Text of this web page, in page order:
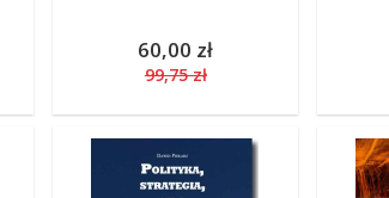
60,00 zł
99,75 zł